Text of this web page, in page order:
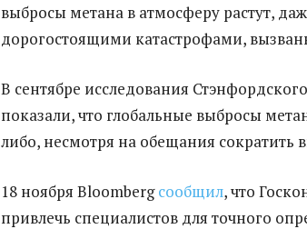
выбросы метана в атмосферу растут,
дорогостоящими катастрофами,
В сентябре исследования
показали, что глобальные выбросы
либо, несмотря на обещания сократить
18 ноября Bloombergсообщил, что
привлечь специалистов для точного